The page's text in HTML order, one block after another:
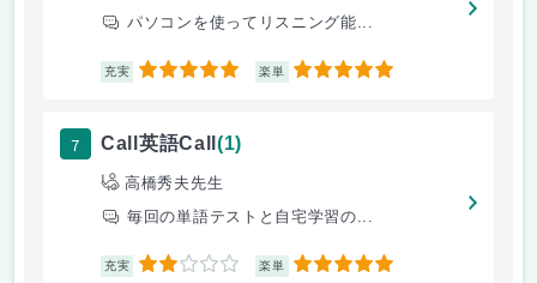
パソコンを使ってリスニング能...
充実 5 楽単 5
7 Call英語Call (1)
高橋秀夫先生
毎回の単語テストと自宅学習の...
充実 2 楽単 5